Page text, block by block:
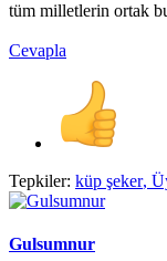
tüm milletlerin ortak
Cevapla
Tepkiler: küp şeker,
Gulsumnur